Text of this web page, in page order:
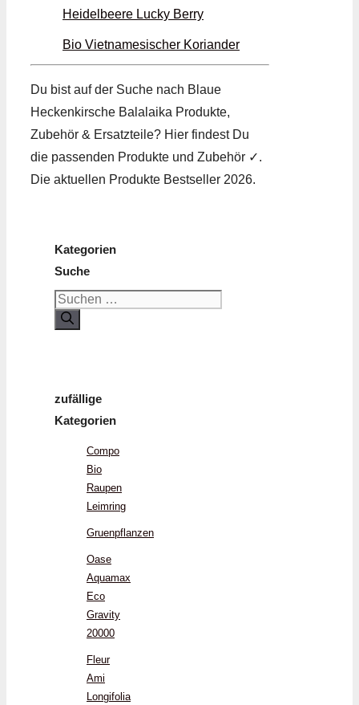
Heidelbeere Lucky Berry
Bio Vietnamesischer Koriander
Du bist auf der Suche nach Blaue
Heckenkirsche Balalaika Produkte,
Zubehör & Ersatzteile? Hier findest Du
die passenden Produkte und Zubehör ✓.
Die aktuellen Produkte Bestseller 2026.
Kategorien
Suche
Suchen
nach:
zufällige
Kategorien
Compo
Bio
Raupen
Leimring
Gruenpflanzen
Oase
Aquamax
Eco
Gravity
20000
Fleur
Ami
Longifolia